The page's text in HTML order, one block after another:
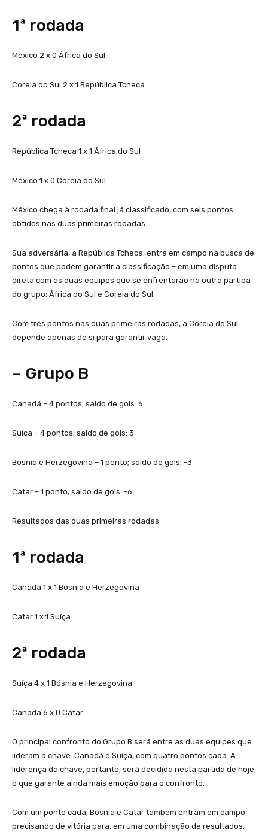
1ª rodada
México 2 x 0 África do Sul
Coreia do Sul 2 x 1 República Tcheca
2ª rodada
República Tcheca 1 x 1 África do Sul
México 1 x 0 Coreia do Sul
México chega à rodada final já classificado, com seis pontos
obtidos nas duas primeiras rodadas.
Sua adversária, a República Tcheca, entra em campo na busca de
pontos que podem garantir a classificação – em uma disputa
direta com as duas equipes que se enfrentarão na outra partida
do grupo: África do Sul e Coreia do Sul.
Com três pontos nas duas primeiras rodadas, a Coreia do Sul
depende apenas de si para garantir vaga.
– Grupo B
Canadá – 4 pontos; saldo de gols: 6
Suíça – 4 pontos; saldo de gols: 3
Bósnia e Herzegovina – 1 ponto; saldo de gols: -3
Catar – 1 ponto; saldo de gols: -6
Resultados das duas primeiras rodadas
1ª rodada
Canadá 1 x 1 Bósnia e Herzegovina
Catar 1 x 1 Suíça
2ª rodada
Suíça 4 x 1 Bósnia e Herzegovina
Canadá 6 x 0 Catar
O principal confronto do Grupo B será entre as duas equipes que
lideram a chave: Canadá e Suíça, com quatro pontos cada. A
liderança da chave, portanto, será decidida nesta partida de hoje,
o que garante ainda mais emoção para o confronto.
Com um ponto cada, Bósnia e Catar também entram em campo
precisando de vitória para, em uma combinação de resultados,